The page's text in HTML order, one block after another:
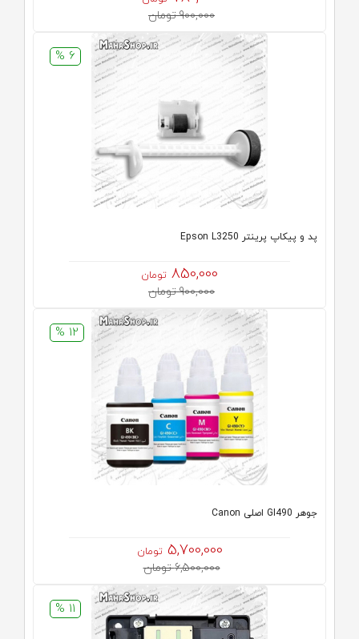
900,000 تومان
6 %
پد و پیکاپ پرینتر Epson L3250
850,000 تومان
900,000 تومان
12 %
جوهر GI490 اصلی Canon
5,700,000 تومان
6,500,000 تومان
11 %